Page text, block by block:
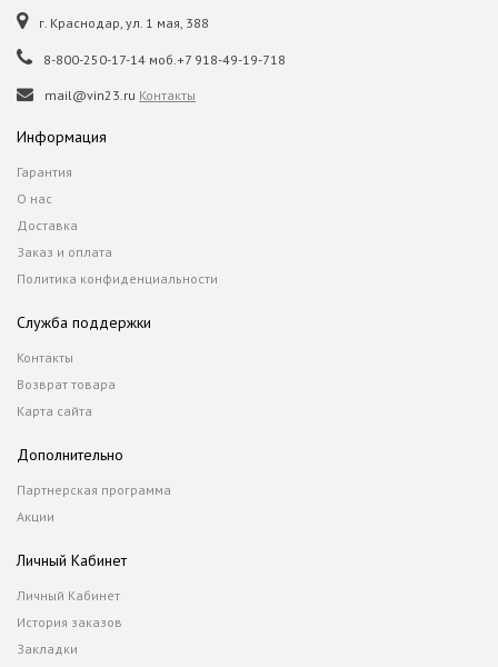
г. Краснодар, ул. 1 мая, 388
8-800-250-17-14 моб.+7 918-49-19-718
mail@vin23.ru Контакты
Информация
Гарантия
О нас
Доставка
Заказ и оплата
Политика конфиденциальности
Служба поддержки
Контакты
Возврат товара
Карта сайта
Дополнительно
Партнерская программа
Акции
Личный Кабинет
Личный Кабинет
История заказов
Закладки